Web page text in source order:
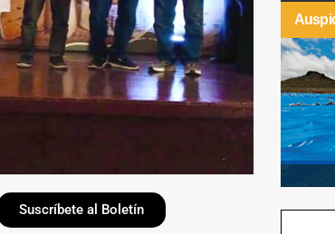
Suscríbete al Boletín